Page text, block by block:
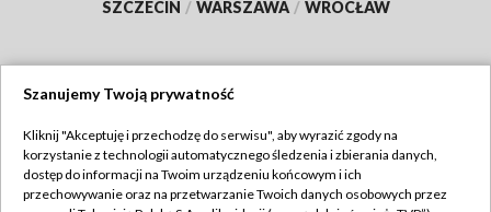
SZCZECIN / WARSZAWA / WROCŁAW
TVP
Abonament TVP
Regulamin TVP
Szanujemy Twoją prywatność
Kliknij "Akceptuję i przechodzę do serwisu", aby wyrazić zgody na
korzystanie z technologii automatycznego śledzenia i zbierania danych,
dostęp do informacji na Twoim urządzeniu końcowym i ich
przechowywanie oraz na przetwarzanie Twoich danych osobowych przez